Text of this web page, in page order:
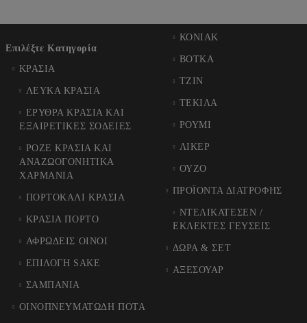
Επιλέξτε Κατηγορία
ΚΡΑΣΙΑ
ΛΕΥΚΑ ΚΡΑΣΙΑ
ΕΡΥΘΡΑ ΚΡΑΣΙΑ ΚΑΙ
ΕΞΑΙΡΕΤΙΚΕΣ ΣΟΔΕΙΕΣ
ΡΟΖΕ ΚΡΑΣΙΑ ΚΑΙ
ΑΝΑΖΩΟΓΟΝΗΤΙΚΑ
ΧΑΡΜΑΝΙΑ
ΠΟΡΤΟΚΑΛΙ ΚΡΑΣΙΑ
ΚΡΑΣΙΑ ΠΟΡΤΟ
ΑΦΡΩΔΕΙΣ ΟΙΝΟΙ
ΕΠΙΛΟΓΗ SAKE
ΣΑΜΠΑΝΙΑ
ΟΙΝΟΠΝΕΥΜΑΤΩΔΗ ΠΟΤΑ
ΚΟΝΙΑΚ
ΒΟΤΚΑ
ΤΖΙΝ
ΤΕΚΙΛΑ
ΡΟΥΜΙ
ΛΙΚΕΡ
ΟΥΖΟ
ΠΡΟΪΟΝΤΑ ΔΙΑΤΡΟΦΗΣ
ΝΤΕΛΙΚΑΤΕΣΕΝ /
ΕΚΛΕΚΤΕΣ ΓΕΥΣΕΙΣ
ΔΩΡΑ & ΣΕΤ
ΑΞΕΣΟΥΑΡ